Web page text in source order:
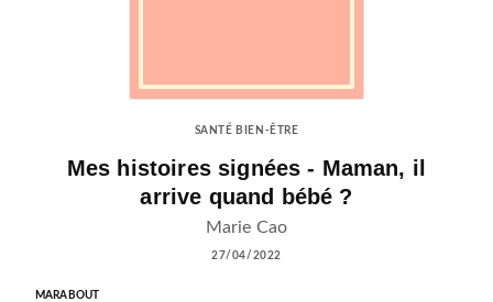
SANTÉ BIEN-ÊTRE
Mes histoires signées - Maman, il
arrive quand bébé ?
Marie Cao
27/04/2022
MARABOUT